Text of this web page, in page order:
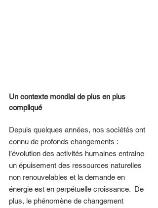
Un contexte mondial de plus en plus
compliqué
Depuis quelques années, nos sociétés ont
connu de profonds changements :
l’évolution des activités humaines entraine
un épuisement des ressources naturelles
non renouvelables et la demande en
énergie est en perpétuelle croissance.  De
plus, le phénomène de changement